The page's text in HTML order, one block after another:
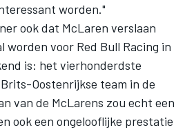
worden."
ook dat McLaren verslaan
worden voor Red Bull Racing in
is: het vierhonderdste
Oostenrijkse team in de
van de McLarens zou echt een
ook een ongelooflijke prestatie